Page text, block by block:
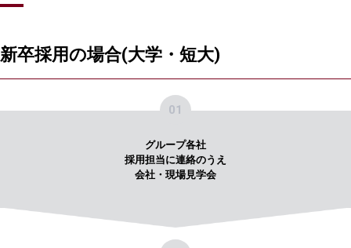
新卒採用の場合(大学・短大)
グループ各社
採用担当に連絡のうえ
会社・現場見学会
01